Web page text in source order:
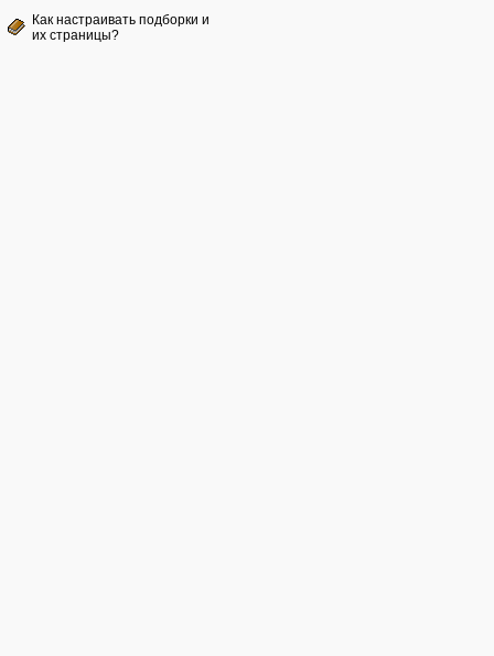
Как настраивать подборки и
их страницы?